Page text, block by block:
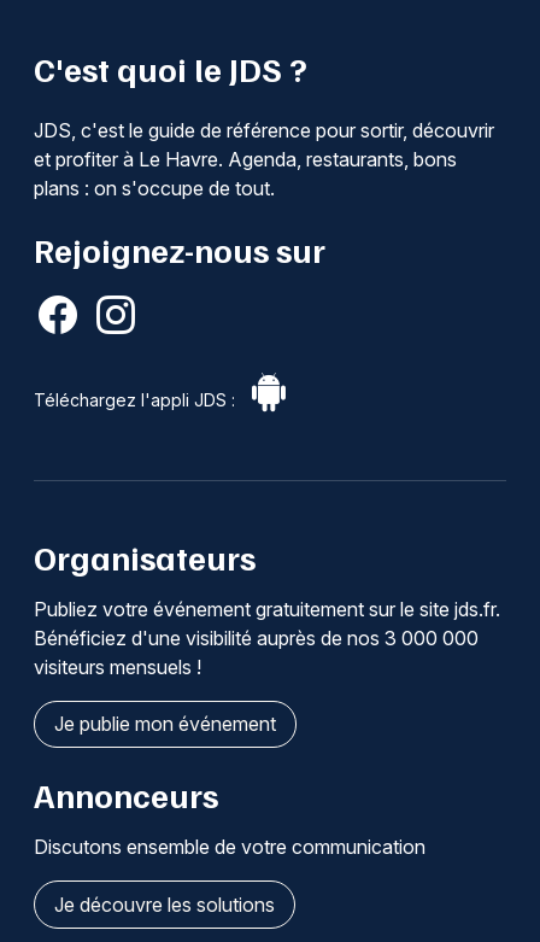
C'est quoi le JDS ?
JDS, c'est le guide de référence pour sortir, découvrir
et profiter à Le Havre. Agenda, restaurants, bons
plans : on s'occupe de tout.
Rejoignez-nous sur
Téléchargez l'appli JDS :
Organisateurs
Publiez votre événement gratuitement sur le site jds.fr.
Bénéficiez d'une visibilité auprès de nos 3 000 000
visiteurs mensuels !
Je publie mon événement
Annonceurs
Discutons ensemble de votre communication
Je découvre les solutions